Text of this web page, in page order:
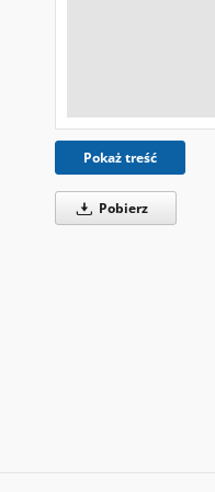
Pokaż treść
Pobierz